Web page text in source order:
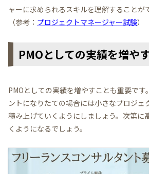
ャーに求められるスキルを理解することが
（参考： プロジェクトマネージャー試験）
PMOとしての実績を増や
PMOとしての実績を増やすことも重要です
ントになりたての場合には小さなプロジェ
積み上げていくようにしましょう。次第に
くようになるでしょう。